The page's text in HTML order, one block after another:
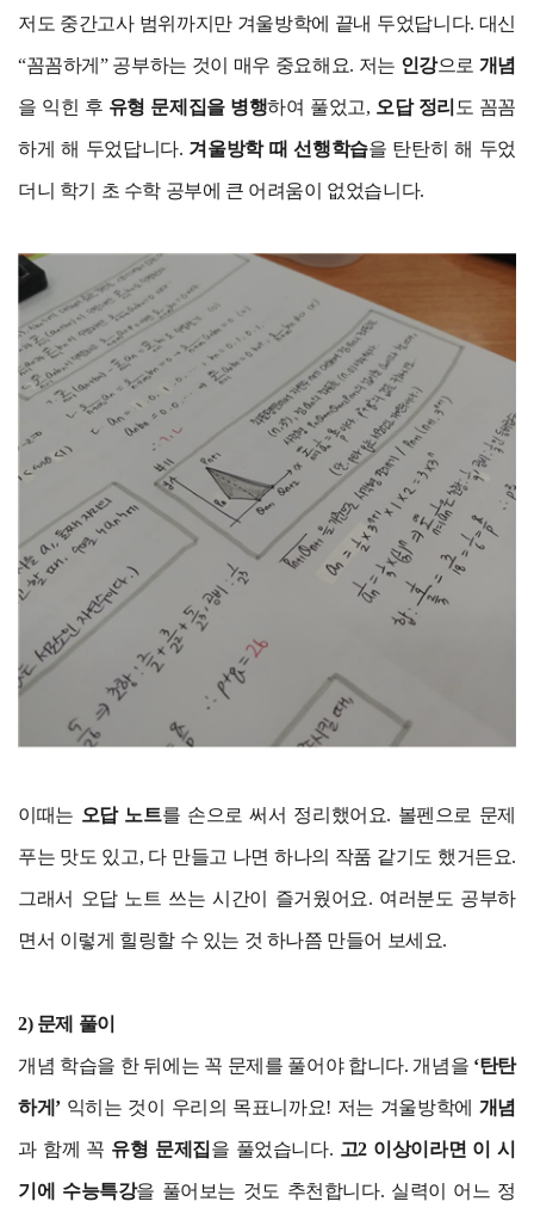
저도 중간고사 범위까지만 겨울방학에 끝내 두었답니다. 대신
“꼼꼼하게” 공부하는 것이 매우 중요해요. 저는 인강으로 개념
을 익힌 후 유형 문제집을 병행하여 풀었고, 오답 정리 도 꼼꼼
하게 해 두었답니다. 겨울방학 때 선행학습을 탄탄히 해 두었
더니 학기 초 수학 공부에 큰 어려움이 없었습니다.
이때는 오답 노트를 손으로 써서 정리했어요. 볼펜으로 문제
푸는 맛도 있고, 다 만들고 나면 하나의 작품 같기도 했거든요.
그래서 오답 노트 쓰는 시간이 즐거웠어요. 여러분도 공부하
면서 이렇게 힐링할 수 있는 것 하나쯤 만들어 보세요.
2) 문제 풀이
개념 학습을 한 뒤에는 꼭 문제를 풀어야 합니다. 개념을 ‘탄탄
하게’익히는 것이 우리의 목표니까요! 저는 겨울방학에 개념
과 함께 꼭 유형 문제집을 풀었습니다. 고2 이상이라면 이 시
기에 수능특강을 풀어보는 것도 추천합니다. 실력이 어느 정